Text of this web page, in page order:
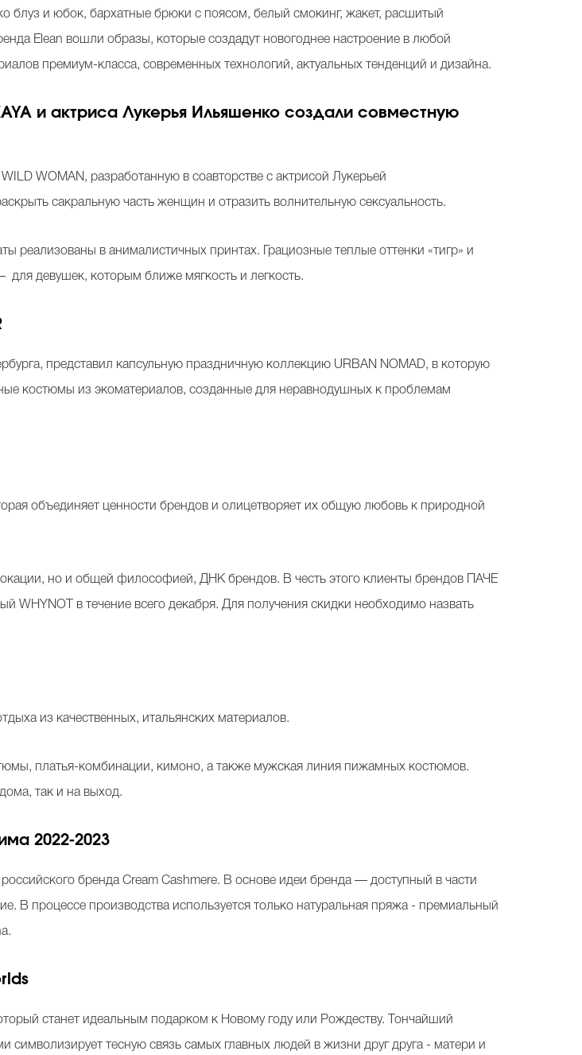
блуз и юбок, бархатные брюки с поясом, белый смокинг, жакет, расшитый
Elean вошли образы, которые создадут новогоднее настроение в любой
премиум-класса, современных технологий, актуальных тенденций и дизайна.
и актриса Лукерья Ильяшенко создали совместную
WOMAN, разработанную в соавторстве с актрисой Лукерьей
сакральную часть женщин и отразить волнительную сексуальность.
реализованы в анималистичных принтах. Грациозные теплые оттенки «тигр» и
девушек, которым ближе мягкость и легкость.
представил капсульную праздничную коллекцию URBAN NOMAD, в которую
костюмы из экоматериалов, созданные для неравнодушных к проблемам
объединяет ценности брендов и олицетворяет их общую любовь к природной
но и общей философией, ДНК брендов. В честь этого клиенты брендов ПАЧЕ
WHYNOT в течение всего декабря. Для получения скидки необходимо назвать
из качественных, итальянских материалов.
платья-комбинации, кимоно, а также мужская линия пижамных костюмов.
так и на выход.
2022-2023
брендаCream Cashmere. В основе идеи бренда — доступный в части
В процессе производства используется только натуральная пряжа - премиальный
станет идеальным подарком к Новому году или Рождеству. Тончайший
тесную связь самых главных людей в жизни друг друга - матери и